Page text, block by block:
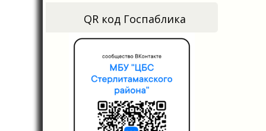
QR код Госпаблика